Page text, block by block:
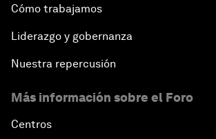
Cómo trabajamos
Liderazgo y gobernanza
Nuestra repercusión
Más información sobre el Foro
Centros